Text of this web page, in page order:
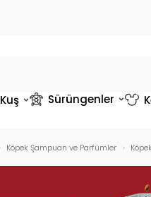
Kuş Sürüngenler
Köpek Şampuan ve Parfümler